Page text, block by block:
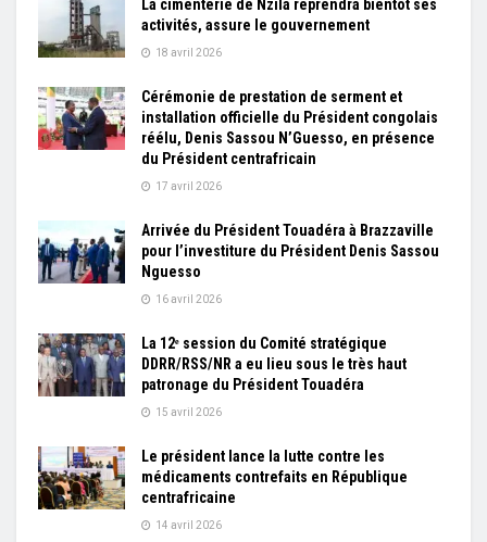
La cimenterie de Nzila reprendra bientôt ses
activités, assure le gouvernement
18 avril 2026
Cérémonie de prestation de serment et
installation officielle du Président congolais
réélu, Denis Sassou N’Guesso, en présence
du Président centrafricain
17 avril 2026
Arrivée du Président Touadéra à Brazzaville
pour l’investiture du Président Denis Sassou
Nguesso
16 avril 2026
La 12ᵉ session du Comité stratégique
DDRR/RSS/NR a eu lieu sous le très haut
patronage du Président Touadéra
15 avril 2026
Le président lance la lutte contre les
médicaments contrefaits en République
centrafricaine
14 avril 2026